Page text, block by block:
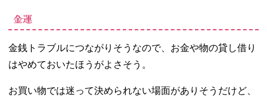
金運
金銭トラブルにつながりそうなので、お金や物の貸し借り
はやめておいたほうがよさそう。
お買い物では迷って決められない場面がありそうだけど、